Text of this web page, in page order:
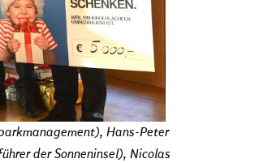
Hans-Peter
der Sonneninsel), Nicolas